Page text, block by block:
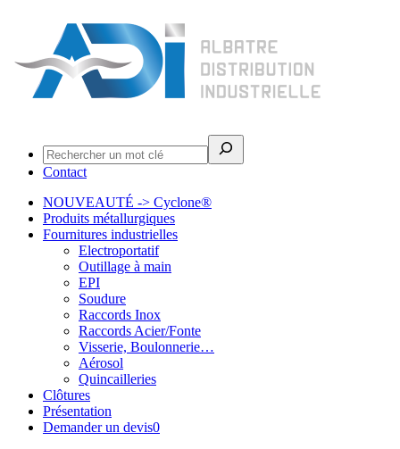
Contact
NOUVEAUTÉ -> Cyclone®
Produits métallurgiques
Fournitures industrielles
Electroportatif
Outillage à main
EPI
Soudure
Raccords Inox
Raccords Acier/Fonte
Visserie, Boulonnerie…
Aérosol
Quincailleries
Clôtures
Présentation
Demander un devis0